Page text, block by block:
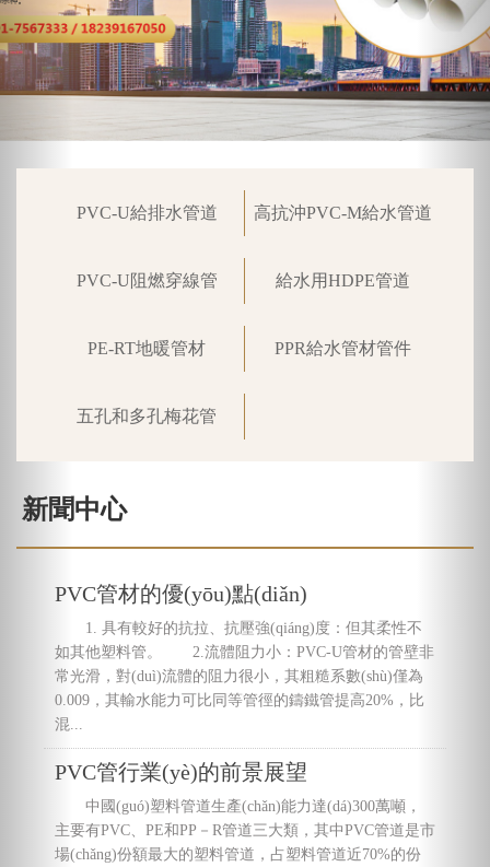
PVC-U給排水管道 高抗沖PVC-M給水管道
PVC-U阻燃穿線管 給水用HDPE管道
PE-RT地暖管材 PPR給水管材管件
五孔和多孔梅花管
新聞中心
PVC管材的優(yōu)點(diǎn)
1. 具有較好的抗拉、抗壓強(qiáng)度：但其柔性不
如其他塑料管。 2.流體阻力小：PVC-U管材的管壁非
常光滑，對(duì)流體的阻力很小，其粗糙系數(shù)僅為
0.009，其輸水能力可比同等管徑的鑄鐵管提高20%，比
混...
PVC管行業(yè)的前景展望
中國(guó)塑料管道生產(chǎn)能力達(dá)300萬噸，
主要有PVC、PE和PP－R管道三大類，其中PVC管道是市
場(chǎng)份額最大的塑料管道，占塑料管道近70%的份